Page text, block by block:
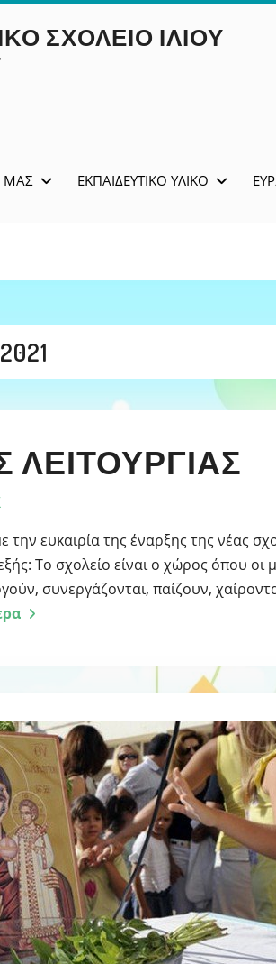
ΣΧΟΛΕΊΟ ΙΛΊΟΥ
ΜΑΣ ΕΚΠΑΙΔΕΥΤΙΚΌ ΥΛΙΚΌ
την ευκαιρία της έναρξης της νέας
Το σχολείο είναι ο χώρος όπου οι
συνεργάζονται, παίζουν,